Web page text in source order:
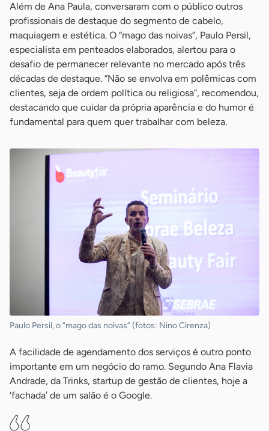
Além de Ana Paula, conversaram com o público outros
profissionais de destaque do segmento de cabelo,
maquiagem e estética. O “mago das noivas”, Paulo Persil,
especialista em penteados elaborados, alertou para o
desafio de permanecer relevante no mercado após três
décadas de destaque. “Não se envolva em polêmicas com
clientes, seja de ordem política ou religiosa”, recomendou,
destacando que cuidar da própria aparência e do humor é
fundamental para quem quer trabalhar com beleza.
Paulo Persil, o “mago das noivas” (fotos: Nino Cirenza)
A facilidade de agendamento dos serviços é outro ponto
importante em um negócio do ramo. Segundo Ana Flavia
Andrade, da Trinks, startup de gestão de clientes, hoje a
‘fachada’ de um salão é o Google.